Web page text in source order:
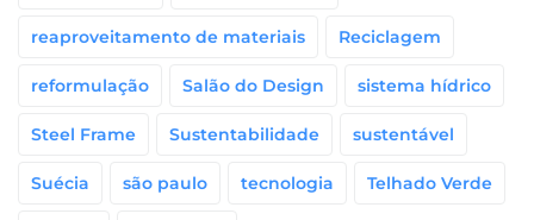
reaproveitamento de materiais Reciclagem
reformulação Salão do Design sistema hídrico
Steel Frame Sustentabilidade sustentável
Suécia são paulo tecnologia Telhado Verde